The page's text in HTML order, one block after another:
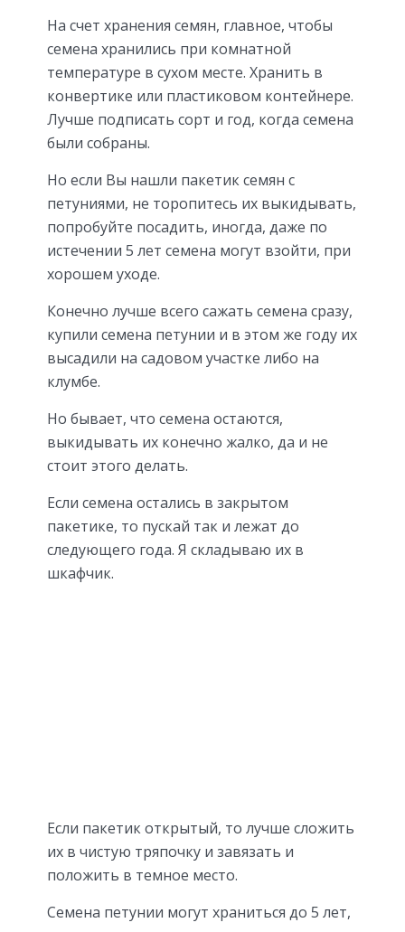
На счет хранения семян, главное, чтобы
семена хранились при комнатной
температуре в сухом месте. Хранить в
конвертике или пластиковом контейнере.
Лучше подписать сорт и год, когда семена
были собраны.
Но если Вы нашли пакетик семян с
петуниями, не торопитесь их выкидывать,
попробуйте посадить, иногда, даже по
истечении 5 лет семена могут взойти, при
хорошем уходе.
Конечно лучше всего сажать семена сразу,
купили семена петунии и в этом же году их
высадили на садовом участке либо на
клумбе.
Но бывает, что семена остаются,
выкидывать их конечно жалко, да и не
стоит этого делать.
Если семена остались в закрытом
пакетике, то пускай так и лежат до
следующего года. Я складываю их в
шкафчик.
Если пакетик открытый, то лучше сложить
их в чистую тряпочку и завязать и
положить в темное место.
Семена петунии могут храниться до 5 лет,